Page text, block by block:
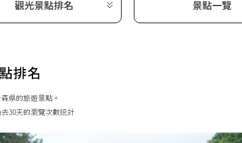
觀光景點排名 景點一覽
県的旅遊景點。
30天的瀏覽次數統計